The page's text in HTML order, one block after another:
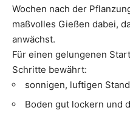
Wochen nach der
maßvolles Gießen dabei,
anwächst.
Für einen gelungenen
Schritte bewährt:
sonnigen, luftigen
Boden gut lockern und